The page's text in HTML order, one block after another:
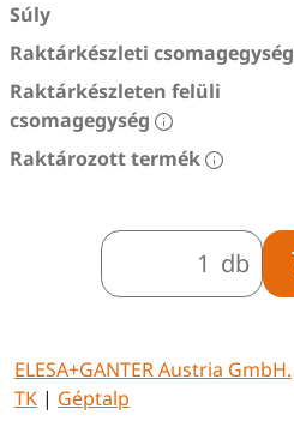
Súly
Raktárkészleti csomagegység
Raktárkészleten felüli
csomagegység
Raktározott termék
db
ELESA+GANTER Austria GmbH.
TK | Géptalp